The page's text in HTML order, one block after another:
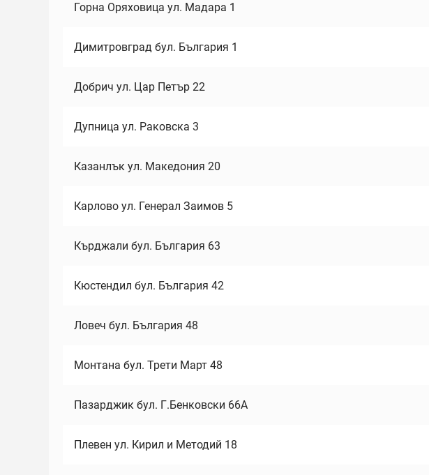
Горна Оряховица ул. Мадара 1
Димитровград бул. България 1
Добрич ул. Цар Петър 22
Дупница ул. Раковска 3
Казанлък ул. Македония 20
Карлово ул. Генерал Заимов 5
Кърджали бул. България 63
Кюстендил бул. България 42
Ловеч бул. България 48
Монтана бул. Трети Март 48
Пазарджик бул. Г.Бенковски 66А
Плевен ул. Кирил и Методий 18